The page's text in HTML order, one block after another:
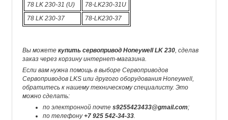
78 LK 230-31 (U)
78-LK230-31U
78 LK 230-37
78-LK230-37
Вы можете купить сервопривод Honeywell LK 230 , сделав
заказ через корзину интернет-магазина.
Если вам нужна помощь в выборе Сервоприводов
Сервоприводов LKS или другого оборудования Honeywell,
обратитесь к нашему техническому специалисту. Это
можно сделать:
по электронной почте s9255423433@gmail.com;
по телефону+7 925 542-34-33